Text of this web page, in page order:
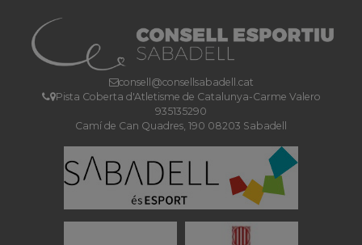
consell@consellsabadell.cat
Pista Coberta d'Atletisme de Catalunya-Carme Valero
935135290
Camí de Can Quadres, 190 08203 Sabadell